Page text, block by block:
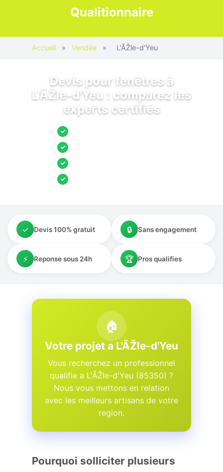
Qualitionnaire
Accueil » Vendée » L'ÃŽle-d'Yeu
Devis pour fenêtres à
L'ÃŽle-d'Yeu : comparez les
experts certifiés
✓
✓
✓
✓
✓ Devis 100% gratuit 🔒 Sans engagement
⚡ Reponse sous 24h 🏆 Pros qualifies
🏠
Votre projet a L'ÃŽle-d'Yeu
Vous recherchez un professionnel
qualifie a L'ÃŽle-d'Yeu (85350) ?
Nous vous mettons en relation
avec les meilleurs artisans de votre
region.
Pourquoi solliciter plusieurs